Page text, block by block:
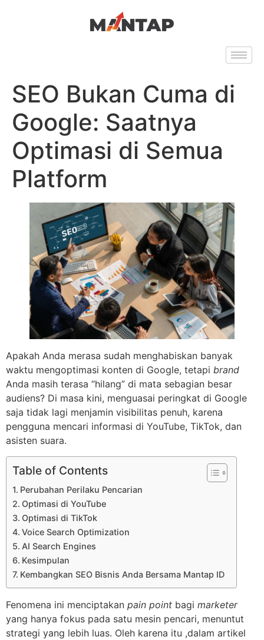
SEO Bukan Cuma di
Google: Saatnya
Optimasi di Semua
Platform
Apakah Anda merasa sudah menghabiskan banyak
waktu mengoptimasi konten di Google, tetapi brand
Anda masih terasa “hilang” di mata sebagian besar
audiens? Di masa kini, menguasai peringkat di Google
saja tidak lagi menjamin visibilitas penuh, karena
pengguna mencari informasi di YouTube, TikTok, dan
asisten suara.
Table of Contents
Perubahan Perilaku Pencarian
Optimasi di YouTube
Optimasi di TikTok
Voice Search Optimization
AI Search Engines
Kesimpulan
Kembangkan SEO Bisnis Anda Bersama Mantap ID
Fenomena ini menciptakan pain point bagi marketer
yang hanya fokus pada satu mesin pencari, menuntut
strategi yang lebih luas. Oleh karena itu ,dalam artikel